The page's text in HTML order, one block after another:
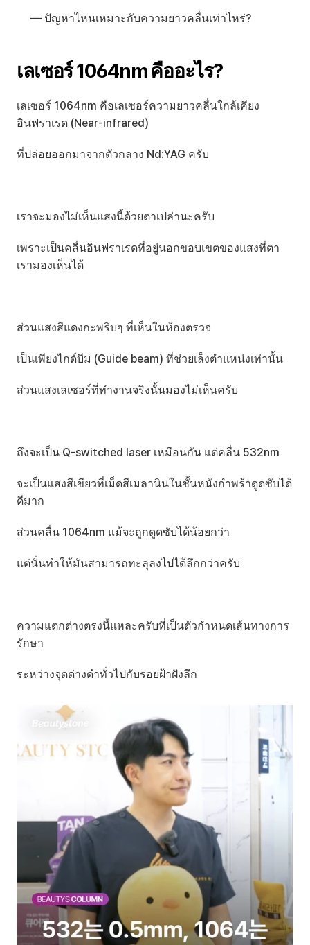
— ปัญหาไหนเหมาะกับความยาวคลื่นเท่าไหร่?
เลเซอร์ 1064nm คืออะไร?
เลเซอร์ 1064nm คือเลเซอร์ความยาวคลื่นใกล้เคียง
อินฟราเรด (Near-infrared)
ที่ปล่อยออกมาจากตัวกลาง Nd:YAG ครับ
เราจะมองไม่เห็นแสงนี้ด้วยตาเปล่านะครับ
เพราะเป็นคลื่นอินฟราเรดที่อยู่นอกขอบเขตของแสงที่ตา
เรามองเห็นได้
ส่วนแสงสีแดงกะพริบๆ ที่เห็นในห้องตรวจ
เป็นเพียงไกด์บีม (Guide beam) ที่ช่วยเล็งตำแหน่งเท่านั้น
ส่วนแสงเลเซอร์ที่ทำงานจริงนั้นมองไม่เห็นครับ
ถึงจะเป็น Q-switched laser เหมือนกัน แต่คลื่น 532nm
จะเป็นแสงสีเขียวที่เม็ดสีเมลานินในชั้นหนังกำพร้าดูดซับได้
ดีมาก
ส่วนคลื่น 1064nm แม้จะถูกดูดซับได้น้อยกว่า
แต่นั่นทำให้มันสามารถทะลุลงไปได้ลึกกว่าครับ
ความแตกต่างตรงนี้แหละครับที่เป็นตัวกำหนดเส้นทางการ
รักษา
ระหว่างจุดด่างดำทั่วไปกับรอยฝ้าฝังลึก